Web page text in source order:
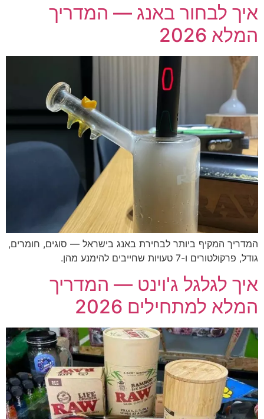
איך לבחור באנג — המדריך
המלא 2026
המדריך המקיף ביותר לבחירת באנג בישראל — סוגים, חומרים,
גודל, פרקולטורים ו-7 טעויות שחייבים להימנע מהן.
איך לגלגל ג'וינט — המדריך
המלא למתחילים 2026